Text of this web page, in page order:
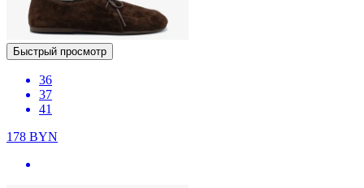
Быстрый просмотр
36
37
41
178 BYN